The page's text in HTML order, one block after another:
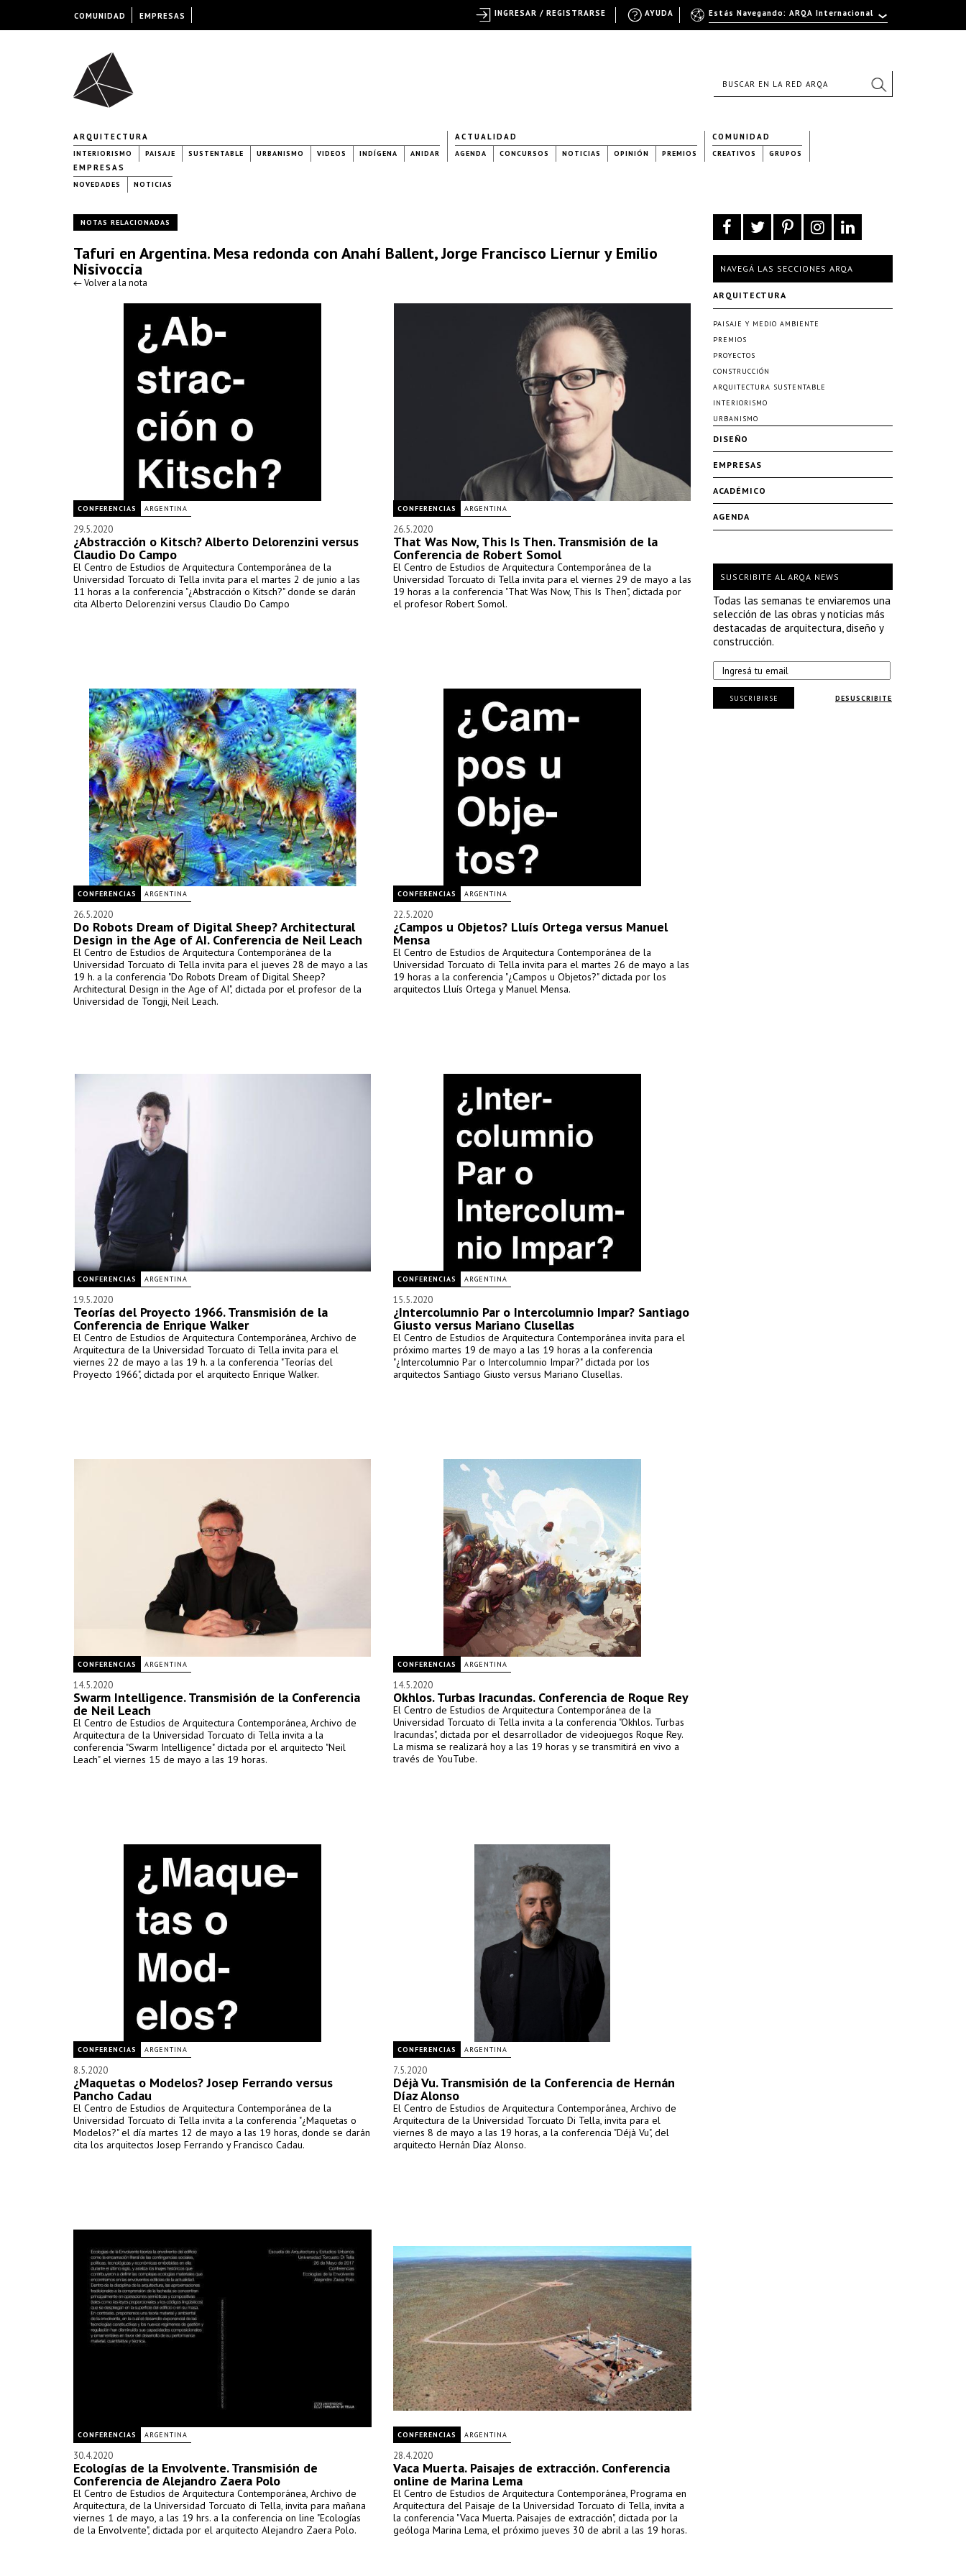
ARQUITECTURA
INTERIORISMO PAISAJE SUSTENTABLE URBANISMO VIDEOS INDÍGENA ANIDAR
ACTUALIDAD
AGENDA CONCURSOS NOTICIAS OPINIÓN PREMIOS
COMUNIDAD
CREATIVOS GRUPOS
EMPRESAS
NOVEDADES NOTICIAS
NOTAS RELACIONADAS
Tafuri en Argentina. Mesa redonda con Anahí Ballent, Jorge Francisco Liernur y Emilio
Nisivoccia
← Volver a la nota
CONFERENCIAS ARGENTINA
29.5.2020
¿Abstracción o Kitsch? Alberto Delorenzini versus
Claudio Do Campo
El Centro de Estudios de Arquitectura Contemporánea de la
Universidad Torcuato di Tella invita para el martes 2 de junio a las
11 horas a la conferencia "¿Abstracción o Kitsch?" donde se darán
cita Alberto Delorenzini versus Claudio Do Campo
CONFERENCIAS ARGENTINA
26.5.2020
That Was Now, This Is Then. Transmisión de la
Conferencia de Robert Somol
El Centro de Estudios de Arquitectura Contemporánea de la
Universidad Torcuato di Tella invita para el viernes 29 de mayo a las
19 horas a la conferencia "That Was Now, This Is Then", dictada por
el profesor Robert Somol.
CONFERENCIAS ARGENTINA
26.5.2020
Do Robots Dream of Digital Sheep? Architectural
Design in the Age of AI. Conferencia de Neil Leach
El Centro de Estudios de Arquitectura Contemporánea de la
Universidad Torcuato di Tella invita para el jueves 28 de mayo a las
19 h. a la conferencia "Do Robots Dream of Digital Sheep?
Architectural Design in the Age of AI", dictada por el profesor de la
Universidad de Tongji, Neil Leach.
CONFERENCIAS ARGENTINA
22.5.2020
¿Campos u Objetos? Lluís Ortega versus Manuel
Mensa
El Centro de Estudios de Arquitectura Contemporánea de la
Universidad Torcuato di Tella invita para el martes 26 de mayo a las
19 horas a la conferencia "¿Campos u Objetos?" dictada por los
arquitectos Lluís Ortega y Manuel Mensa.
CONFERENCIAS ARGENTINA
19.5.2020
Teorías del Proyecto 1966. Transmisión de la
Conferencia de Enrique Walker
El Centro de Estudios de Arquitectura Contemporánea, Archivo de
Arquitectura de la Universidad Torcuato di Tella invita para el
viernes 22 de mayo a las 19 h. a la conferencia "Teorías del
Proyecto 1966", dictada por el arquitecto Enrique Walker.
CONFERENCIAS ARGENTINA
15.5.2020
¿Intercolumnio Par o Intercolumnio Impar? Santiago
Giusto versus Mariano Clusellas
El Centro de Estudios de Arquitectura Contemporánea invita para el
próximo martes 19 de mayo a las 19 horas a la conferencia
"¿Intercolumnio Par o Intercolumnio Impar?" dictada por los
arquitectos Santiago Giusto versus Mariano Clusellas.
CONFERENCIAS ARGENTINA
14.5.2020
Swarm Intelligence. Transmisión de la Conferencia
de Neil Leach
El Centro de Estudios de Arquitectura Contemporánea, Archivo de
Arquitectura de la Universidad Torcuato di Tella invita a la
conferencia "Swarm Intelligence" dictada por el arquitecto "Neil
Leach" el viernes 15 de mayo a las 19 horas.
CONFERENCIAS ARGENTINA
14.5.2020
Okhlos. Turbas Iracundas. Conferencia de Roque Rey
El Centro de Estudios de Arquitectura Contemporánea de la
Universidad Torcuato di Tella invita a la conferencia "Okhlos. Turbas
Iracundas", dictada por el desarrollador de videojuegos Roque Rey.
La misma se realizará hoy a las 19 horas y se transmitirá en vivo a
través de YouTube.
CONFERENCIAS ARGENTINA
8.5.2020
¿Maquetas o Modelos? Josep Ferrando versus
Pancho Cadau
El Centro de Estudios de Arquitectura Contemporánea de la
Universidad Torcuato di Tella invita a la conferencia "¿Maquetas o
Modelos?" el día martes 12 de mayo a las 19 horas, donde se darán
cita los arquitectos Josep Ferrando y Francisco Cadau.
CONFERENCIAS ARGENTINA
7.5.2020
Déjà Vu. Transmisión de la Conferencia de Hernán
Díaz Alonso
El Centro de Estudios de Arquitectura Contemporánea, Archivo de
Arquitectura de la Universidad Torcuato Di Tella, invita para el
viernes 8 de mayo a las 19 horas, a la conferencia "Déjà Vu", del
arquitecto Hernán Díaz Alonso.
CONFERENCIAS ARGENTINA
30.4.2020
Ecologías de la Envolvente. Transmisión de
Conferencia de Alejandro Zaera Polo
El Centro de Estudios de Arquitectura Contemporánea, Archivo de
Arquitectura, de la Universidad Torcuato di Tella, invita para mañana
viernes 1 de mayo, a las 19 hrs. a la conferencia on line "Ecologías
de la Envolvente", dictada por el arquitecto Alejandro Zaera Polo.
CONFERENCIAS ARGENTINA
28.4.2020
Vaca Muerta. Paisajes de extracción. Conferencia
online de Marina Lema
El Centro de Estudios de Arquitectura Contemporánea, Programa en
Arquitectura del Paisaje de la Universidad Torcuato di Tella, invita a
la conferencia "Vaca Muerta. Paisajes de extracción", dictada por la
geóloga Marina Lema, el próximo jueves 30 de abril a las 19 horas.
NAVEGÁ LAS SECCIONES ARQA
ARQUITECTURA
PAISAJE Y MEDIO AMBIENTE
PREMIOS
PROYECTOS
CONSTRUCCIÓN
ARQUITECTURA SUSTENTABLE
INTERIORISMO
URBANISMO
DISEÑO
EMPRESAS
ACADÉMICO
AGENDA
SUSCRIBITE AL ARQA NEWS
Todas las semanas te enviaremos una
selección de las obras y noticias más
destacadas de arquitectura, diseño y
construcción.
DESUSCRIBITE
SUSCRIBIRSE
COMUNIDAD EMPRESAS Estás Navegando: ARQA Internacional
AYUDA
INGRESAR / REGISTRARSE